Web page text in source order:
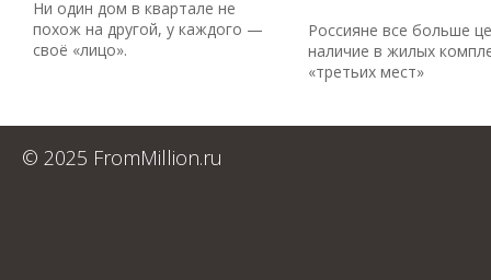
Ни один дом в квартале не
похож на другой, у каждого —
своё «лицо».
Россияне все больше
наличие в жилых
«третьих мест»
© 2025 FromMillion.ru